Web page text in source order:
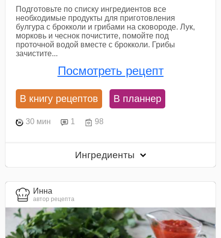
Подготовьте по списку ингредиентов все
необходимые продукты для приготовления
булгура с брокколи и грибами на сковороде. Лук,
морковь и чеснок почистите, помойте под
проточной водой вместе с брокколи. Грибы
зачистите...
Посмотреть рецепт
В книгу рецептов В планнер
30 мин 1 98
Ингредиенты
Инна
автор рецепта